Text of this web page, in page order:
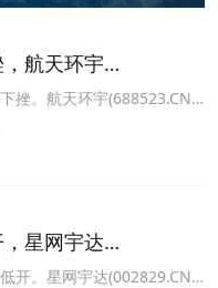
，航天环宇
挫。航天环宇(688523.CN)
，星网宇达(002829.CN)跌
跌8.75%报28.8元，电科
，星网宇达
开。星网宇达(002829.CN)